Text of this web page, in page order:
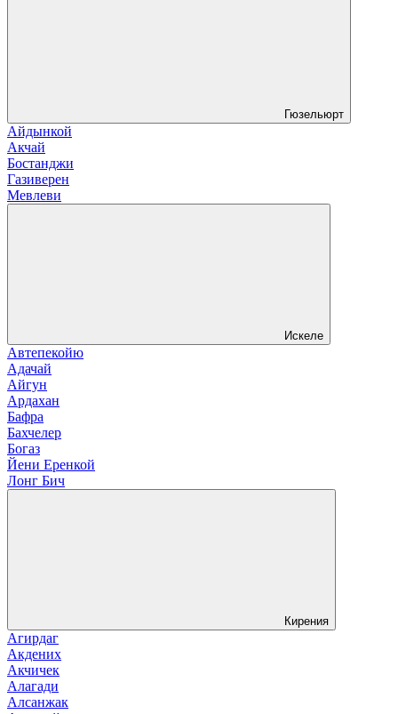
Гюзельюрт
Айдынкой
Акчай
Бостанджи
Газиверен
Мевлеви
Искеле
Автепекойю
Адачай
Айгун
Ардахан
Бафра
Бахчелер
Богаз
Йени Еренкой
Лонг Бич
Кирения
Агирдаг
Акдених
Акчичек
Алагади
Алсанжак